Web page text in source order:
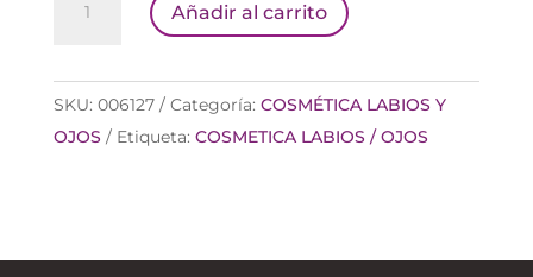
LABIAL
Añadir al carrito
SKU: 006127 Categoría: COSMÉTICA LABIOS Y
OJOS
Etiqueta: COSMETICA LABIOS / OJOS